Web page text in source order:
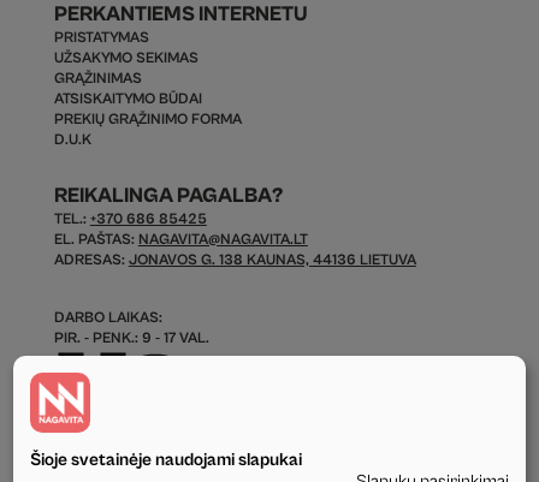
PERKANTIEMS INTERNETU
PRISTATYMAS
UŽSAKYMO SEKIMAS
GRĄŽINIMAS
ATSISKAITYMO BŪDAI
PREKIŲ GRĄŽINIMO FORMA
D.U.K
REIKALINGA PAGALBA?
TEL.: +370 686 85425
EL. PAŠTAS: NAGAVITA@NAGAVITA.LT
ADRESAS: JONAVOS G. 138 KAUNAS, 44136 LIETUVA
DARBO LAIKAS:
PIR. - PENK.: 9 - 17 VAL.
Šioje svetainėje naudojami slapukai